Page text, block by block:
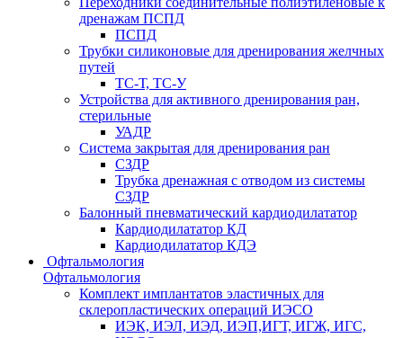
дренажам ПСПД
ПСПД
Трубки силиконовые для дренирования желчных
путей
ТС-Т, ТС-У
Устройства для активного дренирования ран,
стерильные
УАДР
Система закрытая для дренирования ран
СЗДР
Трубка дренажная с отводом из системы
СЗДР
Балонный пневматический кардиодилататор
Кардиодилататор КД
Кардиодилататор КДЭ
Офтальмология
Офтальмология
Комплект имплантатов эластичных для
склеропластических операций ИЭСО
ИЭК, ИЭЛ, ИЭД, ИЭП,ИГТ, ИГЖ, ИГС,